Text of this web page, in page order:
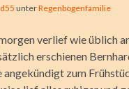
unterRegenbogenfamilie
verlief wie üblich
erschienen
angekündigt zum